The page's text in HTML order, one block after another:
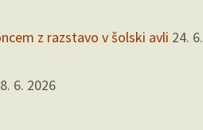
z razstavo v šolski avli 24. 6.
6. 2026